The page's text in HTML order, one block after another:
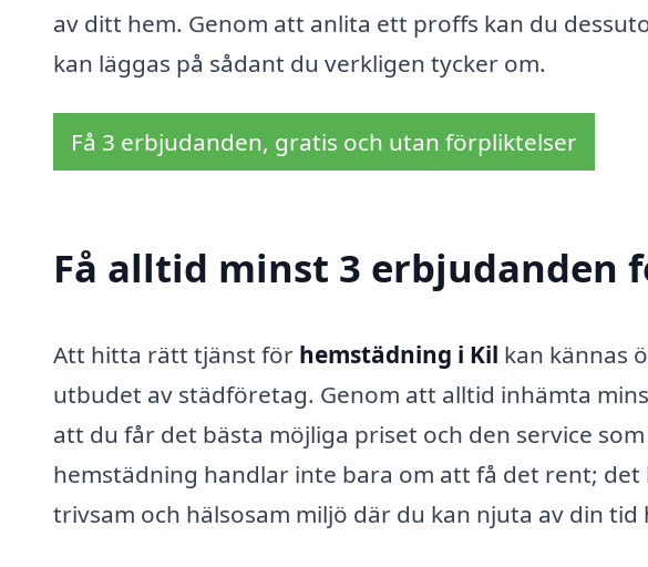
av ditt hem. Genom att anlita ett proffs kan du
kan läggas på sådant du verkligen tycker om.
Få 3 erbjudanden, gratis och utan förpliktelser
Få alltid minst 3 erbjudanden
Att hitta rätt tjänst för hemstädning i Kil kan kännas
utbudet av städföretag. Genom att alltid inhämta
att du får det bästa möjliga priset och den service
hemstädning handlar inte bara om att få det rent; det
trivsam och hälsosam miljö där du kan njuta av din tid